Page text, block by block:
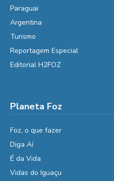
Paraguai
Argentina
Turismo
Reportagem Especial
Editorial H2FOZ
Planeta Foz
Foz, o que fazer
Diga Aí
É da Vida
Vidas do Iguaçu